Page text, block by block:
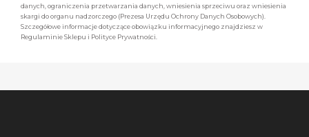
danych, ograniczenia przetwarzania danych, wniesienia sprzeciwu oraz wniesienia
skargi do organu nadzorczego (Prezesa Urzędu Ochrony Danych Osobowych).
Szczegółowe informacje dotyczące obowiązku informacyjnego znajdziesz w
Regulaminie Sklepu i Polityce Prywatności.